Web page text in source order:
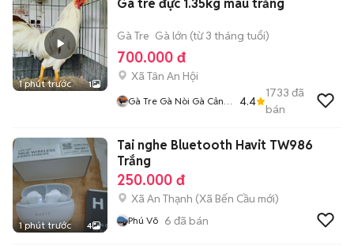
1 phút trước 1
Gà tre đực 1.35kg màu trắng
Gà Tre Gà lớn (từ 3 tháng tuổi)
700.000 đ
Xã Tân An Hội
Gà Tre Gà Nòi Gà Cảnh
4.4
1733 đã
bán
1 phút trước 4
Tai nghe Bluetooth Havit TW986
Trắng
250.000 đ
Xã An Thạnh (Xã Bến Cầu mới)
Phú Võ 6 đã bán